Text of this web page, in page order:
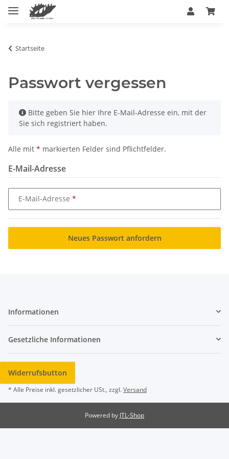
Startseite
Passwort vergessen
x
Bitte geben Sie hier Ihre E-Mail-Adresse ein, mit der
Sie sich registriert haben.
Alle mit * markierten Felder sind Pflichtfelder.
E-Mail-Adresse
E-Mail-Adresse
Neues Passwort anfordern
Informationen
Gesetzliche Informationen
Widerrufsbutton
* Alle Preise inkl. gesetzlicher USt., zzgl.Versand
Powered by JTL-Shop